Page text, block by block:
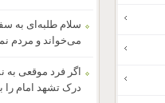
سلام طلبه‌ای به
می‌خواند و مردم
اگر فرد موقعی به
درک تشهد امام را